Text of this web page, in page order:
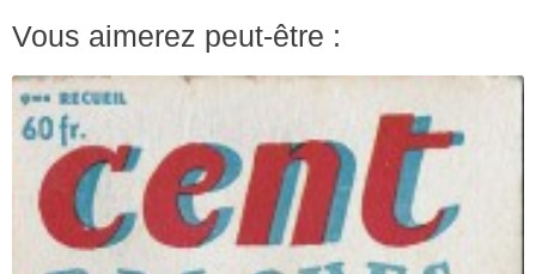
Vous aimerez peut-être :